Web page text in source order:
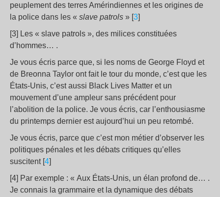
peuplement des terres Amérindiennes et les origines de
la police dans les « slave patrols » [3]
[3] Les « slave patrols », des milices constituées
d’hommes… .
Je vous écris parce que, si les noms de George Floyd et
de Breonna Taylor ont fait le tour du monde, c’est que les
États-Unis, c’est aussi Black Lives Matter et un
mouvement d’une ampleur sans précédent pour
l’abolition de la police. Je vous écris, car l’enthousiasme
du printemps dernier est aujourd’hui un peu retombé.
Je vous écris, parce que c’est mon métier d’observer les
politiques pénales et les débats critiques qu’elles
suscitent [4]
[4] Par exemple : « Aux États-Unis, un élan profond de… .
Je connais la grammaire et la dynamique des débats